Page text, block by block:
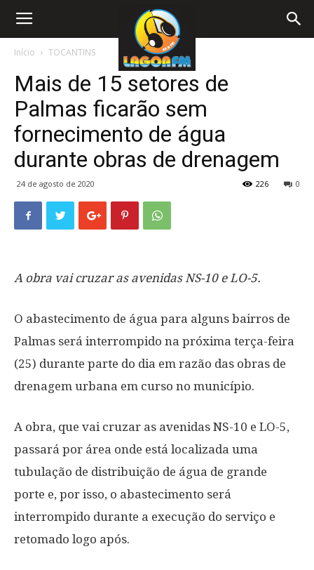
Início TOCANTINS
Mais de 15 setores de
Palmas ficarão sem
fornecimento de água
durante obras de drenagem
24 de agosto de 2020 0
226
A obra vai cruzar as avenidas NS-10 e LO-5.
O abastecimento de água para alguns bairros de
Palmas será interrompido na próxima terça-feira
(25) durante parte do dia em razão das obras de
drenagem urbana em curso no município.
A obra, que vai cruzar as avenidas NS-10 e LO-5,
passará por área onde está localizada uma
tubulação de distribuição de água de grande
porte e, por isso, o abastecimento será
interrompido durante a execução do serviço e
retomado logo após.